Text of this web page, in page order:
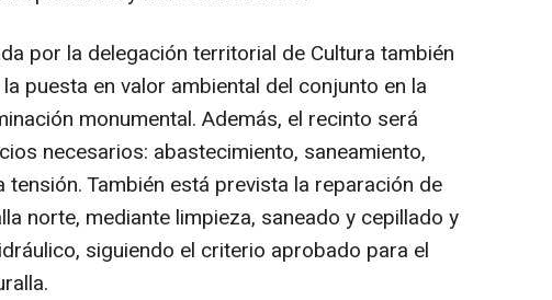
por la delegación territorial de Cultura también
puesta en valor ambiental del conjunto en la
monumental. Además, el recinto será
necesarios: abastecimiento, saneamiento,
También está prevista la reparación de
norte, mediante limpieza, saneado y cepillado y
siguiendo el criterio aprobado para el